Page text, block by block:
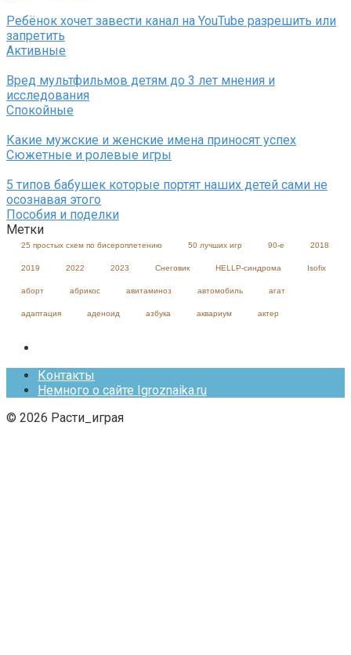
Ребёнок хочет завести канал на YouTube разрешить или
запретить
Активные
Вред мультфильмов детям до 3 лет мнения и
исследования
Спокойные
Какие мужские и женские имена приносят успех
Сюжетные и ролевые игры
5 типов бабушек которые портят наших детей сами не
осознавая этого
Пособия и поделки
Метки
25 простых схем по бисероплетению 50 лучших игр 90-е 2018
2019 2022 2023 Cнеговик HELLP-синдрома Isofix
аборт абрикос авитаминоз автомобиль агат
адаптация аденоид азбука аквариум актер
Контакты
Немного о сайте Igroznaika.ru
© 2026 Расти_играя